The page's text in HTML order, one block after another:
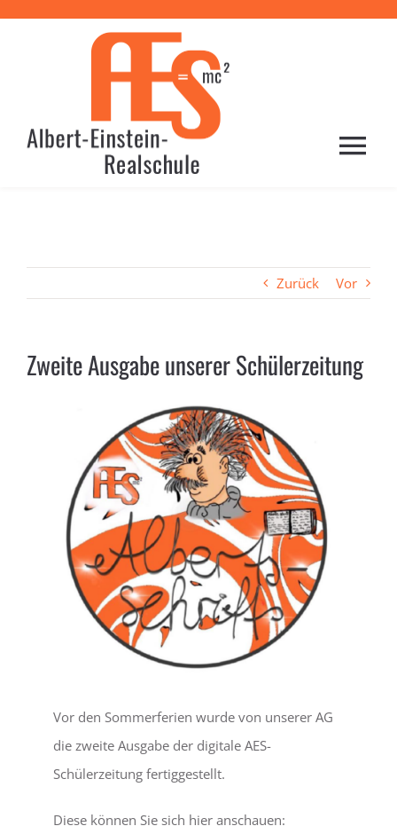
PROFIL
SERVICE
Zurück Vor
Zweite Ausgabe unserer Schülerzeitung
Vor den Sommerferien wurde von unserer AG
die zweite Ausgabe der digitale AES-
Schülerzeitung fertiggestellt.
Diese können Sie sich hier anschauen: